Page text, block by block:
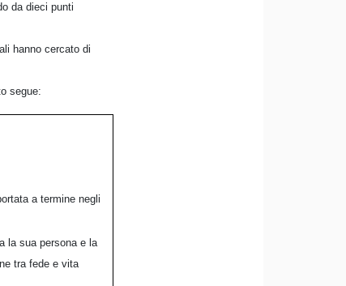
da dieci punti
hanno cercato di
segue:
a termine negli
la sua persona e la
tra fede e vita